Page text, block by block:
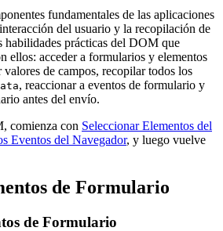
fundamentales de las aplicaciones
del usuario y la recopilación de
habilidades prácticas del DOM que
ellos: acceder a formularios y elementos
de campos, recopilar todos los
, reaccionar a eventos de formulario y
antes del envío.
comienza con Seleccionar Elementos del
Eventos del Navegador, y luego vuelve
de Formulario
de Formulario